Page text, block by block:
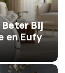
Bij
en Eufy